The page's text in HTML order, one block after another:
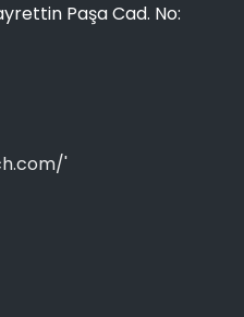
Paşa Cad. No:
'